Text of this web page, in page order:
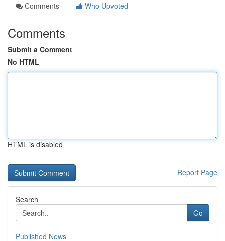
Comments
Who Upvoted
Comments
Submit a Comment
No HTML
HTML is disabled
Report Page
Search
Go
Published News